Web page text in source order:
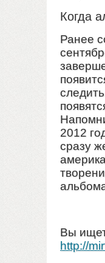
Когда
Ранее
2012
сразу
Вы
http://